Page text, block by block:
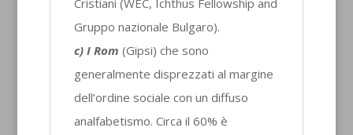
Cristiani (WEC, Ichthus Fellowship and
Gruppo nazionale Bulgaro).
c) I Rom (Gipsi) che sono
generalmente disprezzati al margine
dell’ordine sociale con un diffuso
analfabetismo. Circa il 60% è